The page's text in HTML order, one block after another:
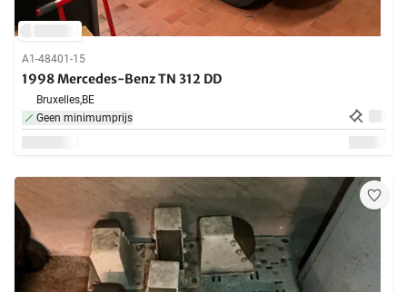
A1-48401-15
1998 Mercedes-Benz TN 312 DD
Bruxelles,BE
Geen minimumprijs